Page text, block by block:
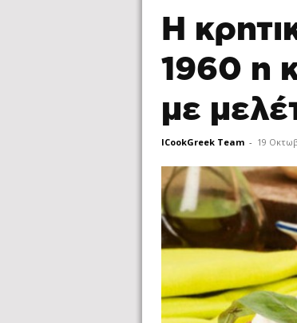
Η
1960 η
με
ICookGreek Team - 19